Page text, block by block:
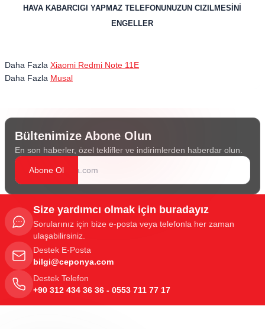
HAVA KABARCIGI YAPMAZ TELEFONUNUZUN CIZILMESİNİ
ENGELLER
Daha Fazla Xiaomi Redmi Note 11E
Daha Fazla Musal
Bültenimize Abone Olun
En son haberler, özel teklifler ve indirimlerden haberdar olun.
Abone Ol
Size yardımcı olmak için buradayız
Sorularınız için bize e-posta veya telefonla her zaman
ulaşabilirsiniz.
Destek E-Posta
bilgi@ceponya.com
Destek Telefon
+90 312 434 36 36 - 0553 711 77 17